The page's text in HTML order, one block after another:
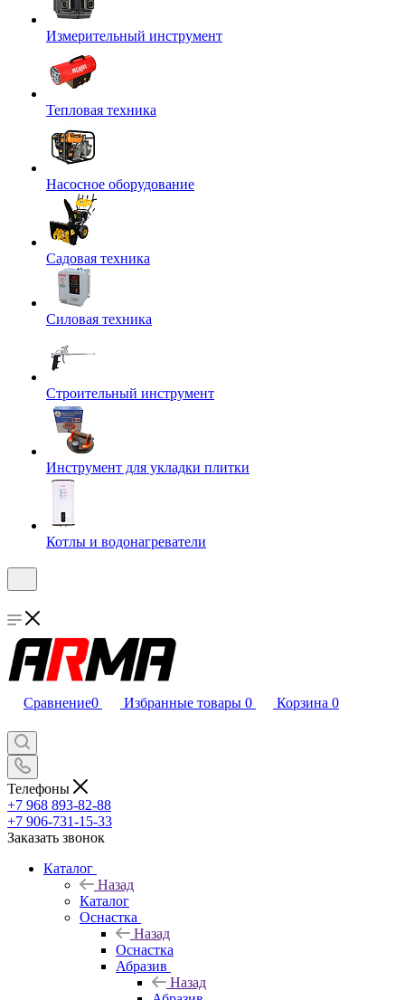
Измерительный инструмент
Тепловая техника
Насосное оборудование
Садовая техника
Силовая техника
Строительный инструмент
Инструмент для укладки плитки
Котлы и водонагреватели
Сравнение0 Избранные товары 0 Корзина 0
Телефоны
+7 968 893-82-88
+7 906-731-15-33
Заказать звонок
Каталог
Назад
Каталог
Оснастка
Назад
Оснастка
Абразив
Назад